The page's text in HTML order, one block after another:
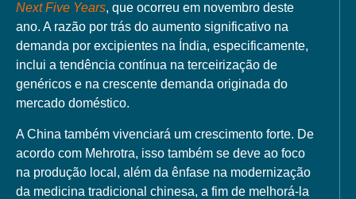
Next Five Years, que ocorreu em novembro deste
ano. A razão por trás do aumento significativo na
demanda por excipientes na Índia, especificamente,
inclui a tendência contínua na terceirização de
genéricos e na crescente demanda originada do
mercado doméstico.
A China também vivenciará um crescimento forte. De
acordo com Mehrotra, isso também se deve ao foco
na produção local, além da ênfase na modernização
da medicina tradicional chinesa, a fim de melhorá-la